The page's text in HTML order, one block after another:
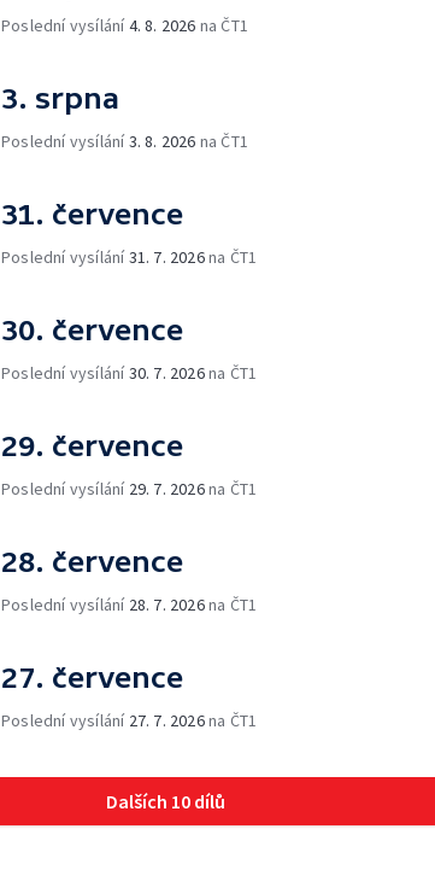
Poslední vysílání4. 8. 2026 na ČT1
3. srpna
Poslední vysílání3. 8. 2026 na ČT1
31. července
Poslední vysílání31. 7. 2026na ČT1
30. července
Poslední vysílání30. 7. 2026na ČT1
29. července
Poslední vysílání 29. 7. 2026na ČT1
28. července
Poslední vysílání 28. 7. 2026na ČT1
27. července
Poslední vysílání 27. 7. 2026na ČT1
Dalších 10 dílů